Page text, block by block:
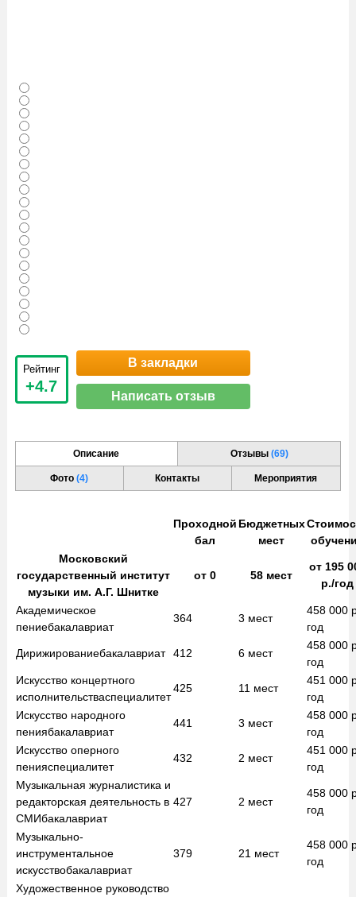
Рейтинг
+4.7
В закладки
Написать отзыв
Описание Отзывы (69)
Фото(4) Контакты Мероприятия
Проходной
бал
Бюджетных
мест
Московский
государственный институт
музыки им. А.Г. Шнитке
от0 58 мест
от195
р./год
Академическое
пениебакалавриат
364 3 мест
458 000
год
Дирижированиебакалавриат 412 6 мест
458 000
год
Искусство концертного
исполнительстваспециалитет
425 11 мест
451 000
год
Искусство народного
пениябакалавриат
441 3 мест
458 000
год
Искусство оперного
пенияспециалитет
432 2 мест
451 000
год
Музыкальная журналистика и
редакторская деятельность в
СМИбакалавриат
427 2 мест
458 000
год
Музыкально-
инструментальное
искусствобакалавриат
379 21 мест
458 000
год
Художественное руководство